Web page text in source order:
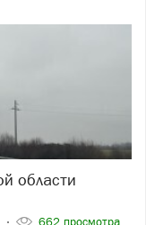
662 просмотра